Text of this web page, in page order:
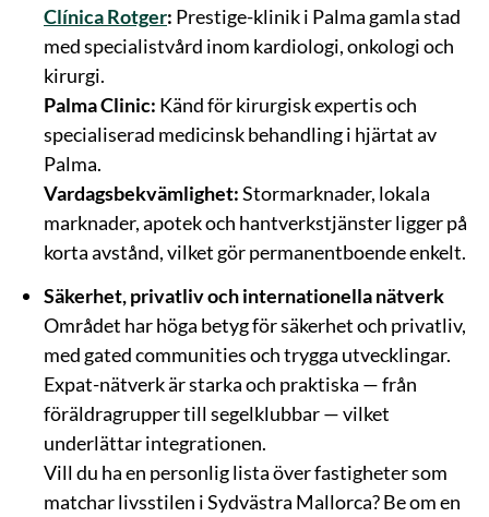
Clínica Rotger: Prestige-klinik i Palma gamla stad
med specialistvård inom kardiologi, onkologi och
kirurgi.
Palma Clinic: Känd för kirurgisk expertis och
specialiserad medicinsk behandling i hjärtat av
Palma.
Vardagsbekvämlighet:Stormarknader, lokala
marknader, apotek och hantverkstjänster ligger på
korta avstånd, vilket gör permanentboende enkelt.
Säkerhet, privatliv och internationella nätverk
Området har höga betyg för säkerhet och privatliv,
med gated communities och trygga utvecklingar.
Expat-nätverk är starka och praktiska — från
föräldragrupper till segelklubbar — vilket
underlättar integrationen.
Vill du ha en personlig lista över fastigheter som
matchar livsstilen i Sydvästra Mallorca? Be om en